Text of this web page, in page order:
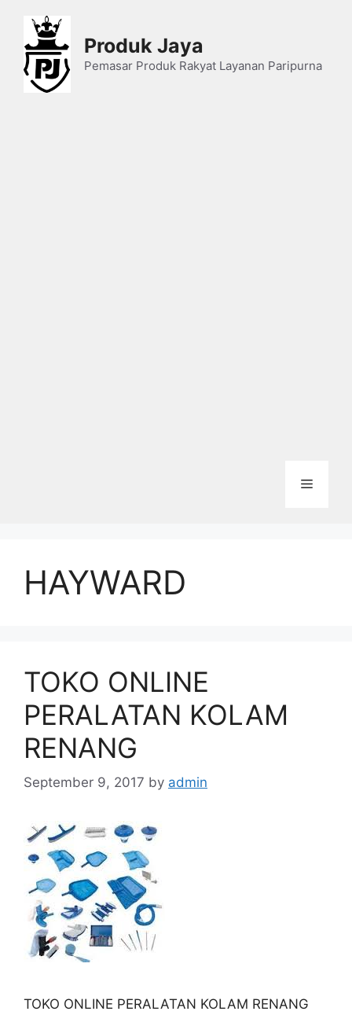
content
Produk Jaya
Pemasar Produk Rakyat Layanan Paripurna
Menu
HAYWARD
TOKO ONLINE
PERALATAN KOLAM
RENANG
September 9, 2017 by admin
TOKO ONLINE PERALATAN KOLAM RENANG